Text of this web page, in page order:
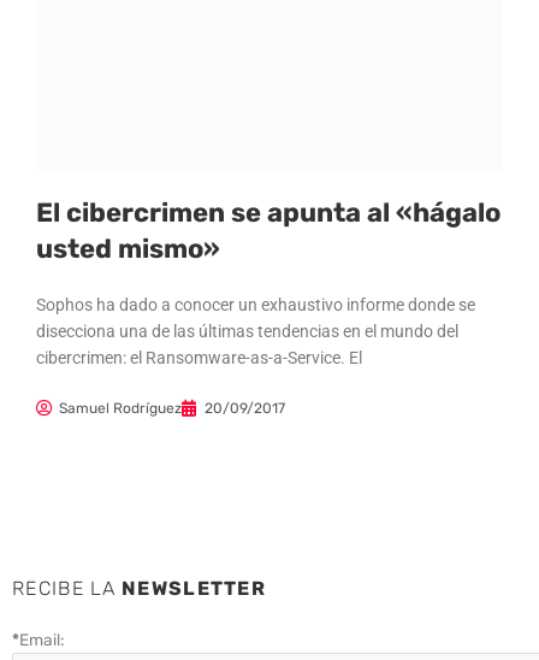
El cibercrimen se apunta al «hágalo
usted mismo»
Sophos ha dado a conocer un exhaustivo informe donde se
disecciona una de las últimas tendencias en el mundo del
cibercrimen: el Ransomware-as-a-Service. El
Samuel Rodríguez 20/09/2017
RECIBE LA NEWSLETTER
*Email: